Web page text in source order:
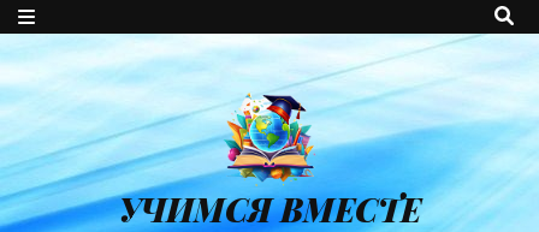
УЧИМСЯ ВМЕСТЕ